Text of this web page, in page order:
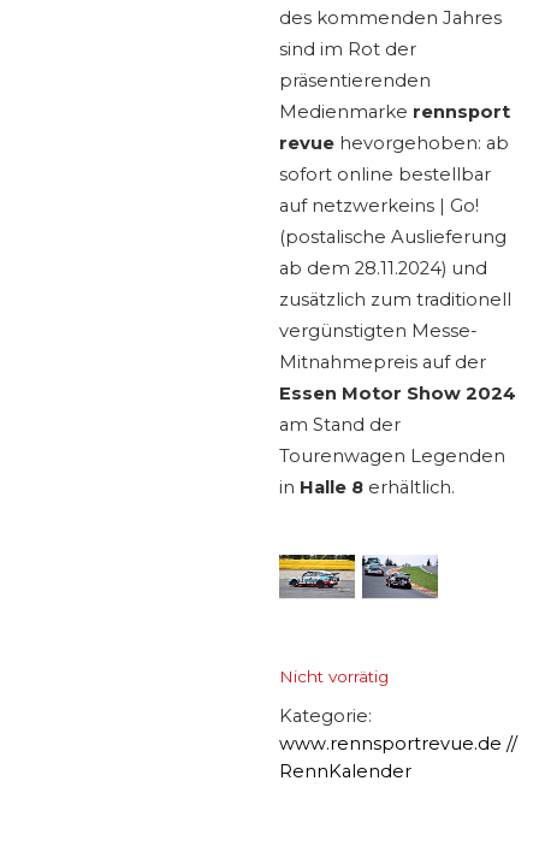
des kommenden Jahres
sind im Rot der
präsentierenden
Medienmarke rennsport
revue hevorgehoben: ab
sofort online bestellbar
auf netzwerkeins | Go!
(postalische Auslieferung
ab dem 28.11.2024) und
zusätzlich zum traditionell
vergünstigten Messe-
Mitnahmepreis auf der
Essen Motor Show 2024
am Stand der
Tourenwagen Legenden
in Halle 8 erhältlich.
Nicht vorrätig
Kategorie:
www.rennsportrevue.de //
RennKalender